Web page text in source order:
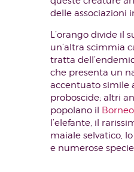
delle associazioni
L’orango divide il
un’altra scimmia
tratta
che presenta un
accentuato simile
proboscide; altri
popolano il Borneo
l’elefante, il
maiale selvatico,
e numerose